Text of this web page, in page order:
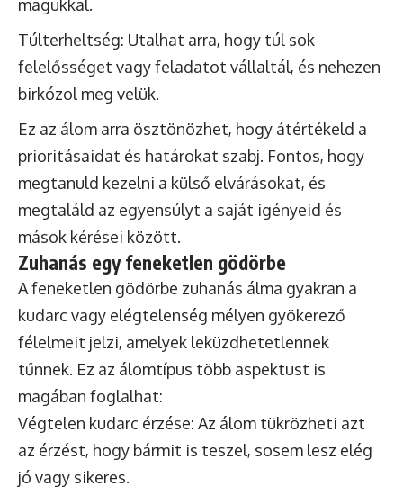
magukkal.
Túlterheltség: Utalhat arra, hogy túl sok
felelősséget vagy feladatot vállaltál, és nehezen
birkózol meg velük.
Ez az álom arra ösztönözhet, hogy átértékeld a
prioritásaidat és határokat szabj. Fontos, hogy
megtanuld kezelni a külső elvárásokat, és
megtaláld az egyensúlyt a saját igényeid és
mások kérései között.
Zuhanás egy feneketlen gödörbe
A feneketlen gödörbe zuhanás álma gyakran a
kudarc vagy elégtelenség mélyen gyökerező
félelmeit jelzi, amelyek leküzdhetetlennek
tűnnek. Ez az álomtípus több aspektust is
magában foglalhat:
Végtelen kudarc érzése: Az álom tükrözheti azt
az érzést, hogy bármit is teszel, sosem lesz elég
jó vagy sikeres.